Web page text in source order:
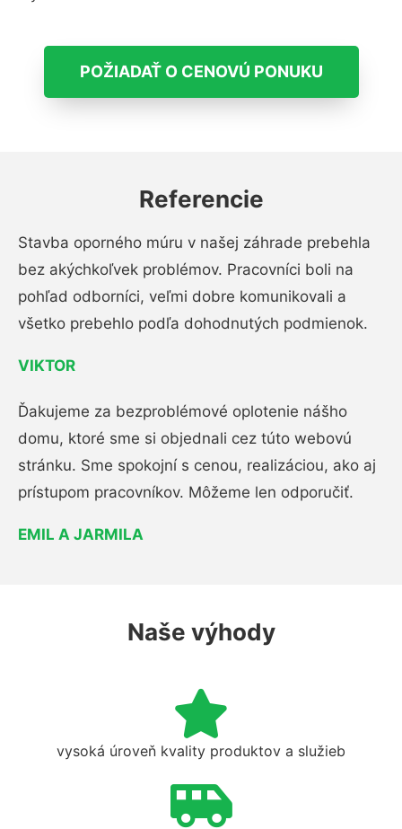
POŽIADAŤ O CENOVÚ PONUKU
Referencie
Stavba oporného múru v našej záhrade prebehla
bez akýchkoľvek problémov. Pracovníci boli na
pohľad odborníci, veľmi dobre komunikovali a
všetko prebehlo podľa dohodnutých podmienok.
VIKTOR
Ďakujeme za bezproblémové oplotenie nášho
domu, ktoré sme si objednali cez túto webovú
stránku. Sme spokojní s cenou, realizáciou, ako aj
prístupom pracovníkov. Môžeme len odporučiť.
EMIL A JARMILA
Naše výhody
vysoká úroveň kvality produktov a služieb